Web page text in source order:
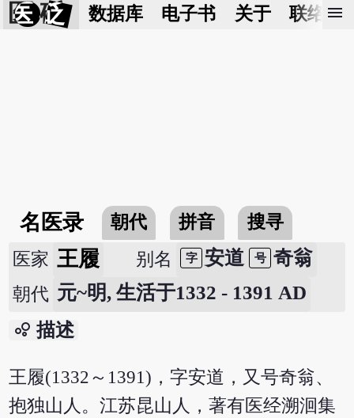
医 砭 数据库 电子书 关于 联络我
menu
名医录 朝代 拼音
搜寻
医家 王履 别名 字 安道 号 奇翁
朝代 元~明, 生活于1332 - 1391 AD
bubble_chart 描述
王履(1332～1391)，字安道，又号奇翁、
抱独山人。江苏昆山人，著有医经溯洄集